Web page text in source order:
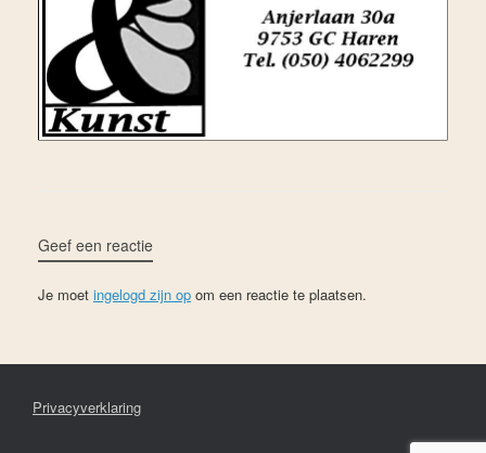
Geef een reactie
Je moet ingelogd zijn op om een reactie te plaatsen.
Privacyverklaring